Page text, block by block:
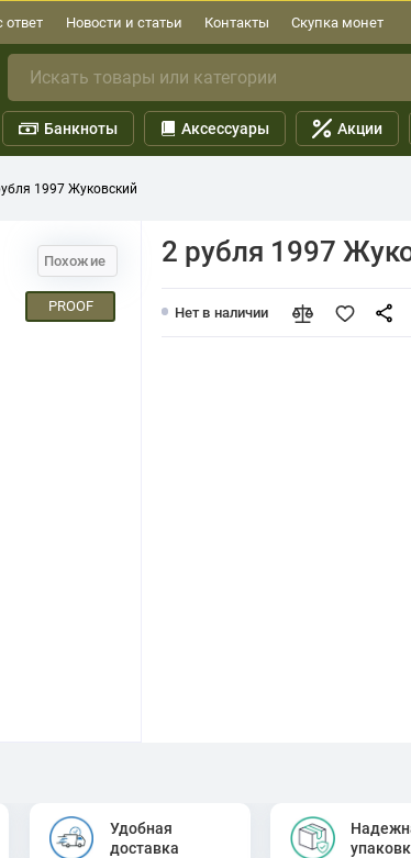
ответ Новости и статьи Контакты Скупка монет
Банкноты Аксессуары Акции
1997 Жуковский
Похожие
PROOF
2 рубля 1997
Нет в наличии
Удобная
доставка